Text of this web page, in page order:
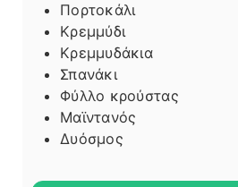
Πορτοκάλι
Κρεμμύδι
Κρεμμυδάκια
Σπανάκι
Φύλλο κρούστας
Μαϊντανός
Δυόσμος